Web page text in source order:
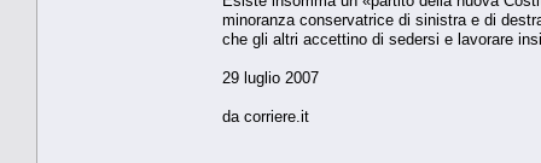
minoranza conservatrice di sinistra e di
che gli altri accettino di sedersi e lavorare
29 luglio 2007
da corriere.it